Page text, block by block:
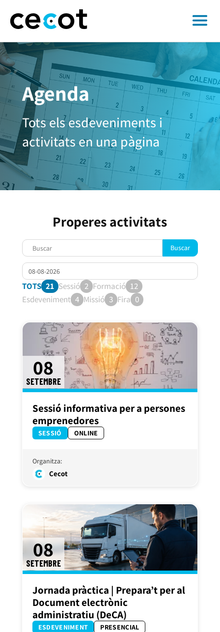
Agenda
Tots els esdeveniments i
activitats en una pàgina
Properes activitats
Buscar
TOTS 21 Sessió 2 Formació 12
Esdeveniment 4 Missió 3 Fira 0
08
SETEMBRE
Sessió informativa per a persones
emprenedores
SESSIÓ ONLINE
Organitza:
Cecot
08
SETEMBRE
Jornada pràctica | Prepara’t per al
Document electrònic
administratiu (DeCA)
ESDEVENIMENT PRESENCIAL